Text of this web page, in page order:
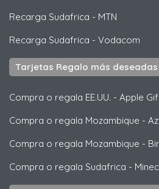
Recarga Sudafrica - MTN
Recarga Sudafrica - Vodacom
Tarjetas Regalo más deseadas
Compra o regala EE.UU. - Apple
Compra o regala Mozambique -
Compra o regala Mozambique -
Compra o regala Sudafrica -